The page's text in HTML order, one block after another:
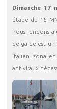
Dimanche 17
étape de 16
nous rendons
de garde est
italien, zona
antiviraux